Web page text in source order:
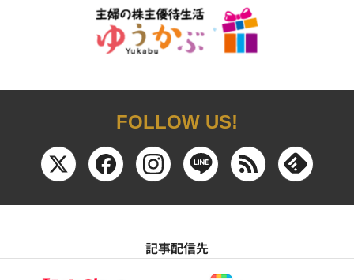
FOLLOW US!
記事配信先